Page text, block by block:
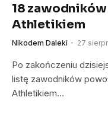
18 zawodników
Athletikiem
Nikodem Daleki 27
Po zakończeniu
listę zawodników
Athletikiem…